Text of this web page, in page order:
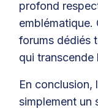
profond
emblématique.
forums dédiés
qui transcende
En
simplement un